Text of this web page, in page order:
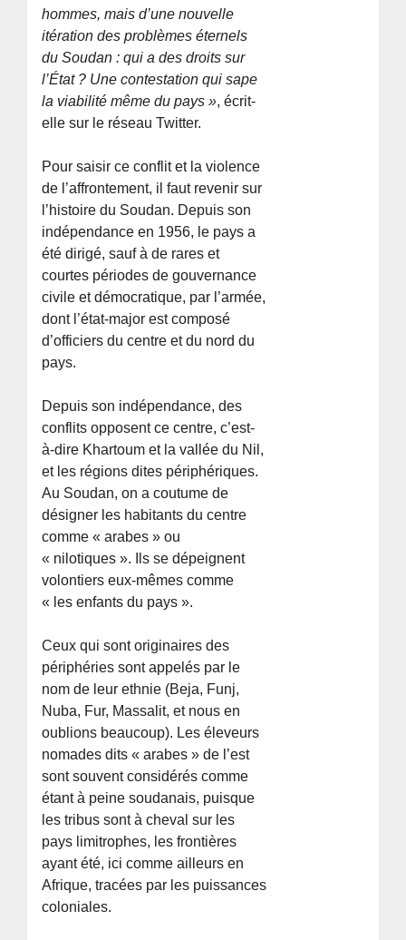
hommes, mais d’une nouvelle
itération des problèmes éternels
du Soudan : qui a des droits sur
l’État ? Une contestation qui sape
la viabilité même du pays », écrit-
elle sur le réseau Twitter.
Pour saisir ce conflit et la violence
de l’affrontement, il faut revenir sur
l’histoire du Soudan. Depuis son
indépendance en 1956, le pays a
été dirigé, sauf à de rares et
courtes périodes de gouvernance
civile et démocratique, par l’armée,
dont l’état-major est composé
d’officiers du centre et du nord du
pays.
Depuis son indépendance, des
conflits opposent ce centre, c’est-
à-dire Khartoum et la vallée du Nil,
et les régions dites périphériques.
Au Soudan, on a coutume de
désigner les habitants du centre
comme « arabes » ou
« nilotiques ». Ils se dépeignent
volontiers eux-mêmes comme
« les enfants du pays ».
Ceux qui sont originaires des
périphéries sont appelés par le
nom de leur ethnie (Beja, Funj,
Nuba, Fur, Massalit, et nous en
oublions beaucoup). Les éleveurs
nomades dits « arabes » de l’est
sont souvent considérés comme
étant à peine soudanais, puisque
les tribus sont à cheval sur les
pays limitrophes, les frontières
ayant été, ici comme ailleurs en
Afrique, tracées par les puissances
coloniales.